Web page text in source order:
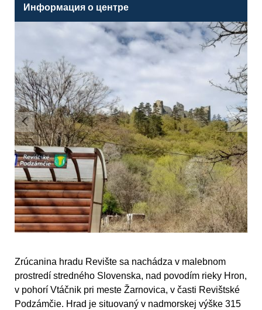
Информация о центре
Zrúcanina hradu Revište sa nachádza v malebnom
prostredí stredného Slovenska, nad povodím rieky Hron,
v pohorí Vtáčnik pri meste Žarnovica, v časti Revištské
Podzámčie. Hrad je situovaný v nadmorskej výške 315